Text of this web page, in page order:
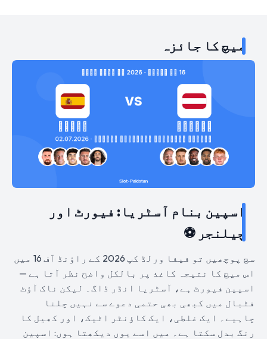
میچ کا جائزہ
اسپین بنام آسٹریا: فیورٹ اور
چیلنجر ⚽
سچ پوچھیں تو فیفا ورلڈ کپ 2026 کے راؤنڈ آف 16 میں
اس میچ کا نتیجہ کاغذ پر بالکل واضح نظر آتا ہے —
اسپین فیورٹ ہے، آسٹریا انڈر ڈاگ۔ لیکن ناک آؤٹ
فٹبال میں کبھی بھی حتمی دعوے سے نہیں چلنا
چاہیے۔ ایک غلطی، ایک کاؤنٹر اٹیک، اور کھیل کا
رنگ بدل سکتا ہے۔ میں اسے یوں دیکھتا ہوں: اسپین